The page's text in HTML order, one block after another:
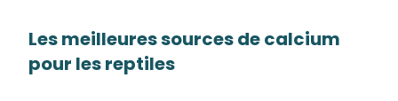
Les meilleures sources de calcium
pour les reptiles